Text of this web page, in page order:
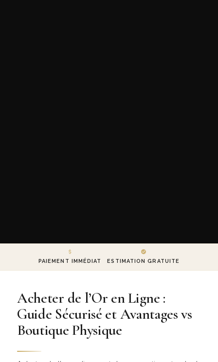
PAIEMENT IMMÉDIAT ESTIMATION GRATUITE
Acheter de l’Or en Ligne :
Guide Sécurisé et Avantages vs
Boutique Physique